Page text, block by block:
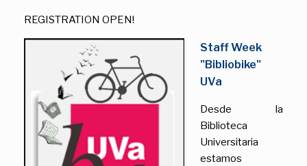
REGISTRATION OPEN!
Staff Week
"Bibliobike"
UVa
Desde la
Biblioteca
Universitaria
estamos